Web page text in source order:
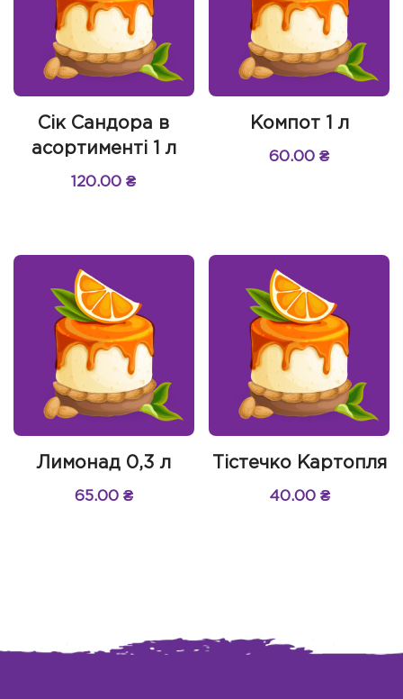
Сік Сандора в
асортименті 1 л
120.00₴
Компот 1 л
60.00₴
Лимонад 0,3 л
65.00 ₴
Тістечко Картопля
40.00 ₴